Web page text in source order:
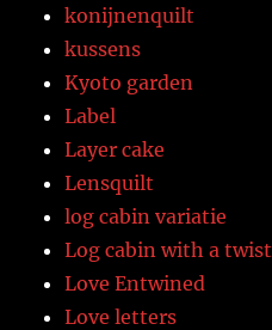
konijnenquilt
kussens
Kyoto garden
Label
Layer cake
Lensquilt
log cabin variatie
Log cabin with a twist
Love Entwined
Love letters